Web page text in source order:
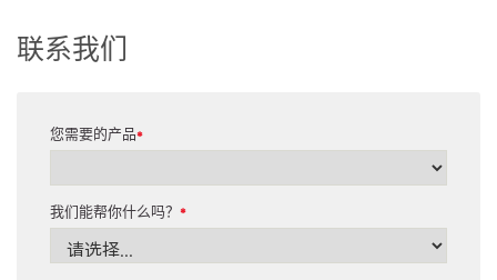
联系我们
*
您需要的产品
*
我们能帮你什么吗？